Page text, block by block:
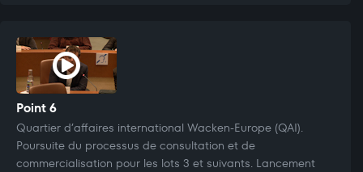
Point 6
Quartier d’affaires international Wacken-Europe (QAI).
Poursuite du processus de consultation et de
commercialisation pour les lots 3 et suivants. Lancement